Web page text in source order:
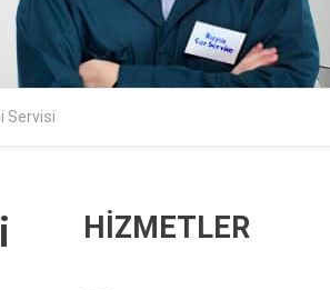
Servisi
HİZMETLER